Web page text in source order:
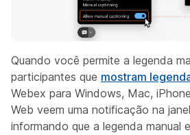
Quando você permite a legenda
participantes que mostram
Webex para Windows, Mac,
Web veem uma notificação na
informando que a legenda manual